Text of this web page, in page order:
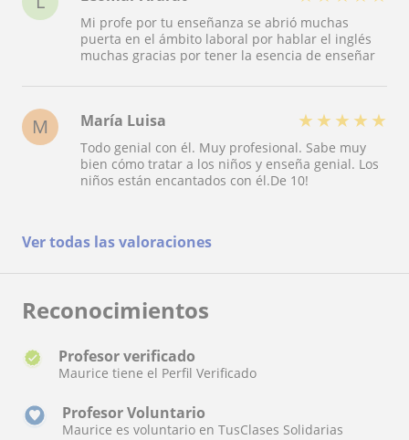
Mi profe por tu enseñanza se abrió muchas
puerta en el ámbito laboral por hablar el inglés
muchas gracias por tener la esencia de enseñar
M María Luisa ★ ★ ★ ★ ★
Todo genial con él. Muy profesional. Sabe muy
bien cómo tratar a los niños y enseña genial. Los
niños están encantados con él.De 10!
Ver todas las valoraciones
Reconocimientos
Profesor verificado
Maurice tiene el Perfil Verificado
Profesor Voluntario
Maurice es voluntario en TusClases Solidarias